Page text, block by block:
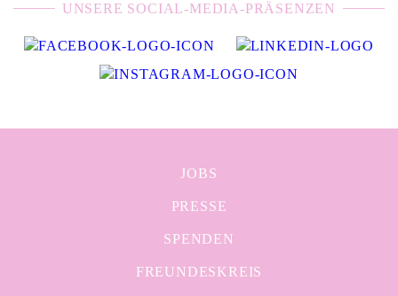
UNSERE SOCIAL-MEDIA-PRÄSENZEN
JOBS
PRESSE
SPENDEN
FREUNDESKREIS